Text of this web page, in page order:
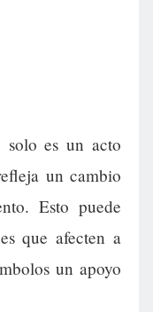
es un acto
un cambio
Esto puede
que afecten a
un apoyo